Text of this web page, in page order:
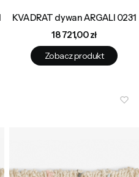
KVADRAT dywan ARGALI 0231
Cena
18 721,00 zł
Zobacz produkt